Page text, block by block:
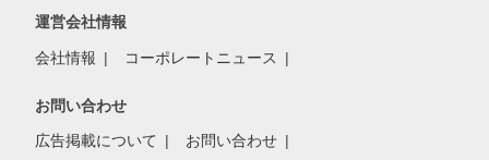
運営会社情報
会社情報 コーポレートニュース
お問い合わせ
広告掲載について お問い合わせ